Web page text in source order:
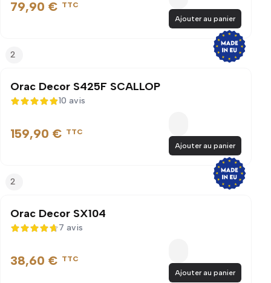
79,90 € TTC
Ajouter au panier
2
Orac Decor S425F SCALLOP
4,9 sur 5
10 avis
159,90 € TTC
Ajouter au panier
2
Orac Decor SX104
4,7 sur 5
7 avis
38,60 € TTC
Ajouter au panier